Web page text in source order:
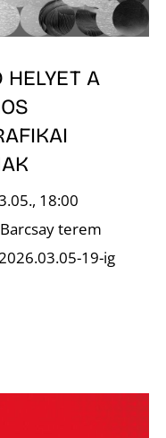
HELYET A
18:00
terem
19-ig